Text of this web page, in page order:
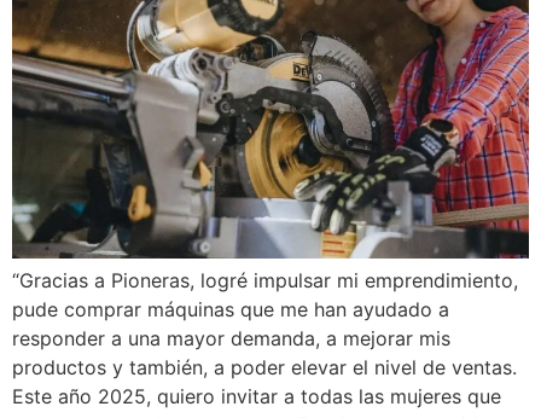
“Gracias a Pioneras, logré impulsar mi emprendimiento,
pude comprar máquinas que me han ayudado a
responder a una mayor demanda, a mejorar mis
productos y también, a poder elevar el nivel de ventas.
Este año 2025, quiero invitar a todas las mujeres que